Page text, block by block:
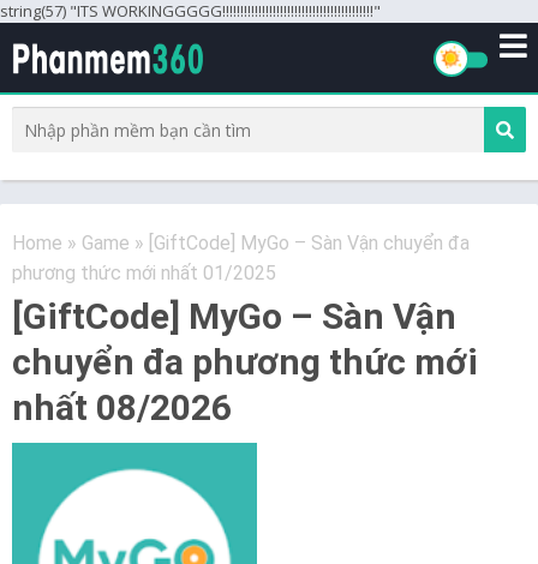
string(57) "ITS WORKINGGGGG!!!!!!!!!!!!!!!!!!!!!!!!!!!!!!!!!!!!!!!!!!"
Home » Game » [GiftCode] MyGo – Sàn Vận chuyển đa
phương thức mới nhất 01/2025
[GiftCode] MyGo – Sàn Vận
chuyển đa phương thức mới
nhất 08/2026